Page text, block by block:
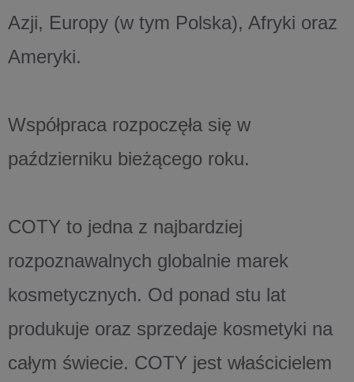
Azji, Europy (w tym Polska), Afryki oraz
Ameryki.
Współpraca rozpoczęła się w
październiku bieżącego roku.
COTY to jedna z najbardziej
rozpoznawalnych globalnie marek
kosmetycznych. Od ponad stu lat
produkuje oraz sprzedaje kosmetyki na
całym świecie. COTY jest właścicielem